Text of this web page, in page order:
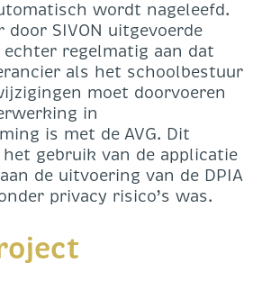
wordt nageleefd.
door SIVON uitgevoerde
echter regelmatig aan dat
als het schoolbestuur
moet doorvoeren
in
is met de AVG. Dit
gebruik van de applicatie
de uitvoering van de DPIA
privacy risico’s was.